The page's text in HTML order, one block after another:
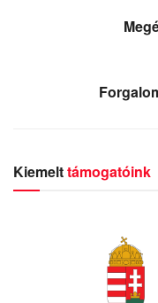
Kiemelttámogatóink